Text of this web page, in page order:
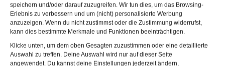
speichern und/oder darauf zuzugreifen. Wir tun dies, um das Browsing-
Erlebnis zu verbessern und um (nicht) personalisierte Werbung
anzuzeigen. Wenn du nicht zustimmst oder die Zustimmung widerrufst,
kann dies bestimmte Merkmale und Funktionen beeinträchtigen.
Klicke unten, um dem oben Gesagten zuzustimmen oder eine detaillierte
Auswahl zu treffen. Deine Auswahl wird nur auf dieser Seite
angewendet. Du kannst deine Einstellungen jederzeit ändern,
Zahlen für die Bevölkerung parat: Heuer gibt es im
Vergleich zum Vorjahr ein Plus von 40.000 Grippefällen in
Österreich. Es wurden insgesamt rund 110.000 Fälle
registriert, was wiederum auf rund 635 Grippetote für das
Jahr 2020 schließen lässt. In zwei Wochen soll die